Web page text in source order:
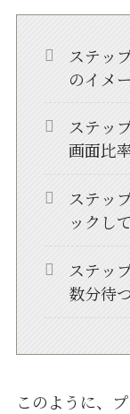
ステッ
のイメ
ステッ
画面比
ステッ
ックし
ステッ
数分待
このように、